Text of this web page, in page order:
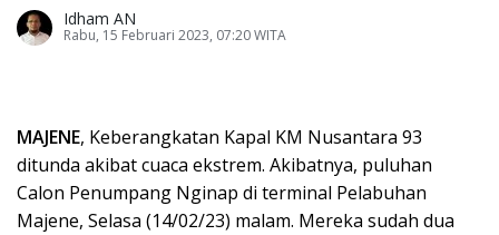
Idham AN
Rabu, 15 Februari 2023, 07:20 WITA
MAJENE, Keberangkatan Kapal KM Nusantara 93
ditunda akibat cuaca ekstrem. Akibatnya, puluhan
Calon Penumpang Nginap di terminal Pelabuhan
Majene, Selasa (14/02/23) malam. Mereka sudah dua